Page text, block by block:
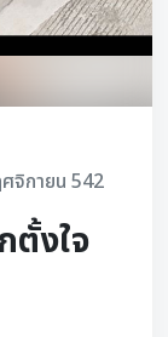
จิกายน 542
ตั้งใจ